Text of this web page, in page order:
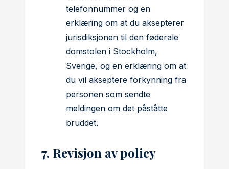
telefonnummer og en
erklæring om at du aksepterer
jurisdiksjonen til den føderale
domstolen i Stockholm,
Sverige, og en erklæring om at
du vil akseptere forkynning fra
personen som sendte
meldingen om det påståtte
bruddet.
7. Revisjon av policy